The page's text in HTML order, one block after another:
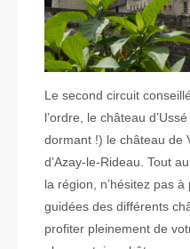
Le second circuit
l’ordre, le château
dormant !) le château de
d’Azay-le-Rideau. Tout
la région, n’hésitez pas
guidées des différents
profiter pleinement de